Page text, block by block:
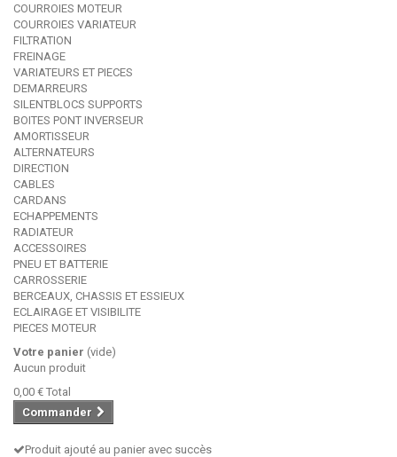
COURROIES MOTEUR
COURROIES VARIATEUR
FILTRATION
FREINAGE
VARIATEURS ET PIECES
DEMARREURS
SILENTBLOCS SUPPORTS
BOITES PONT INVERSEUR
AMORTISSEUR
ALTERNATEURS
DIRECTION
CABLES
CARDANS
ECHAPPEMENTS
RADIATEUR
ACCESSOIRES
PNEU ET BATTERIE
CARROSSERIE
BERCEAUX, CHASSIS ET ESSIEUX
ECLAIRAGE ET VISIBILITE
PIECES MOTEUR
Votre panier (vide)
Aucun produit
0,00 € Total
Commander
Produit ajouté au panier avec succès